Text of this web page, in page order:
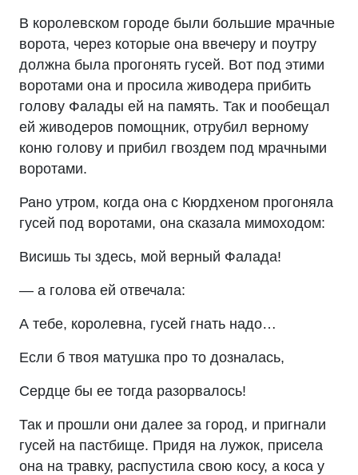
В королевском городе были большие мрачные
ворота, через которые она ввечеру и поутру
должна была прогонять гусей. Вот под этими
воротами она и просила живодера прибить
голову Фалады ей на память. Так и пообещал
ей живодеров помощник, отрубил верному
коню голову и прибил гвоздем под мрачными
воротами.
Рано утром, когда она с Кюрдхеном прогоняла
гусей под воротами, она сказала мимоходом:
Висишь ты здесь, мой верный Фалада!
— а голова ей отвечала:
А тебе, королевна, гусей гнать надо…
Если б твоя матушка про то дозналась,
Сердце бы ее тогда разорвалось!
Так и прошли они далее за город, и пригнали
гусей на пастбище. Придя на лужок, присела
она на травку, распустила свою косу, а коса у